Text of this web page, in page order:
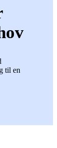
til en